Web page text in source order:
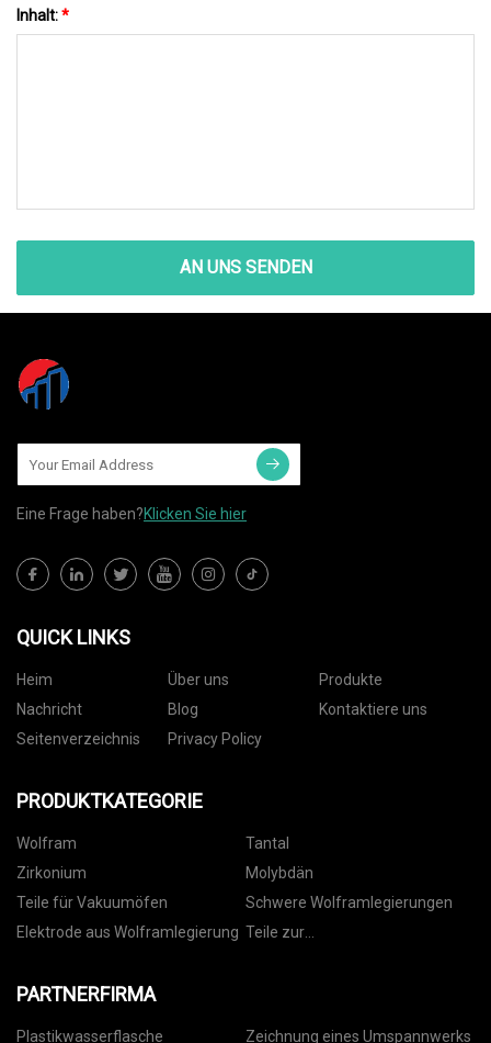
Inhalt:*
AN UNS SENDEN
Eine Frage haben?Klicken Sie hier
QUICK LINKS
Heim Über uns
Produkte
Nachricht
Blog
Kontaktiere uns
Seitenverzeichnis
Privacy Policy
PRODUKTKATEGORIE
Wolfram
Tantal
Zirkonium
Molybdän
Teile für Vakuumöfen
Schwere Wolframlegierungen
Elektrode aus Wolframlegierung Teile zur
PARTNERFIRMA
Plastikwasserflasche Zeichnung eines Umspannwerks